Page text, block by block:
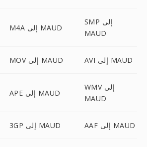
M4A إلى MAUD
SMP إلى
MAUD
MOV إلى MAUD AVI إلى MAUD
APE إلى MAUD
WMV إلى
MAUD
3GP إلى MAUD AAF إلى MAUD